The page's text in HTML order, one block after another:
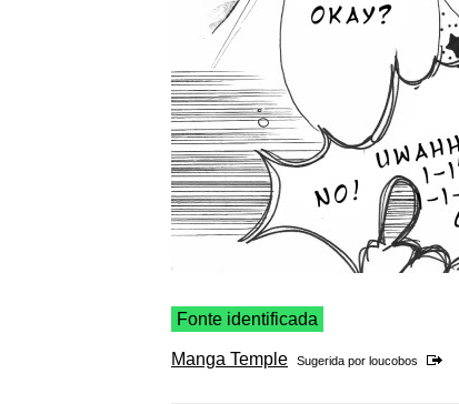
Fonte identificada
Manga Temple Sugerida por loucobos